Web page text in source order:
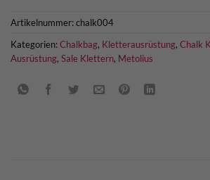
Artikelnummer:chalk004
Kategorien:Chalkbag, Kletterausrüstung, Chalk
Ausrüstung, Sale Klettern, Metolius